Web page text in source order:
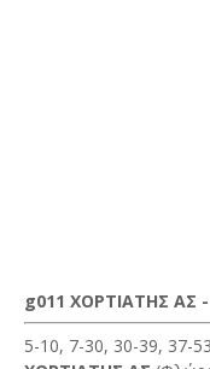
g011 ΧΟΡΤΙΑΤΗΣ ΑΣ
5-10, 7-30, 30-39, 37-53